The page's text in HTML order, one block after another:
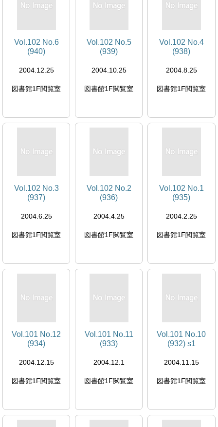
Vol.102 No.6
(940)
2004.12.25
図書館1F閲覧室
Vol.102 No.5
(939)
2004.10.25
図書館1F閲覧室
Vol.102 No.4
(938)
2004.8.25
図書館1F閲覧室
Vol.102 No.3
(937)
2004.6.25
図書館1F閲覧室
Vol.102 No.2
(936)
2004.4.25
図書館1F閲覧室
Vol.102 No.1
(935)
2004.2.25
図書館1F閲覧室
Vol.101 No.12
(934)
2004.12.15
図書館1F閲覧室
Vol.101 No.11
(933)
2004.12.1
図書館1F閲覧室
Vol.101 No.10
(932) s1
2004.11.15
図書館1F閲覧室